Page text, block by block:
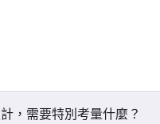
，需要特別考量什麼？